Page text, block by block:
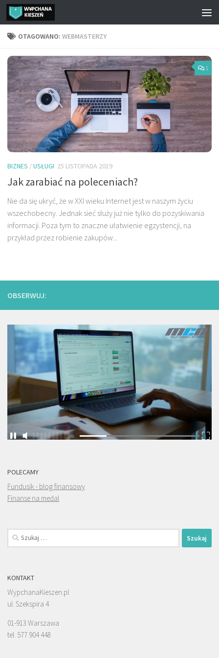
Przejdź do treści
OTAGOWANO: WEBMASTERZY
1
BIZNES /USŁUGI 25 LISTOPADA 2019
Jak zarabiać na poleceniach?
Nie da się ukryć, że w XXI wieku Internet jest w naszym życiu
wszechobecny. Jednak sieć służy już nie tylko do pozyskiwania
informacji. Poza tym to znaczne ułatwienie egzystencji, na
przykład przez robienie zakupów...
OBSERWUJ:
POLECAMY
Fundusik - blog finansowy
Finanse na medal
Szukaj:
KONTAKT
WypchanaKieszen.pl
ul. Szekspira 4
01-913 Warszawa
tel. 577 904 448